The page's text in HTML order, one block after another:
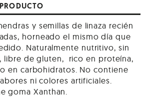
y semillas de linaza recién
horneado el mismo día que
Naturalmente nutritivo, sin
libre de gluten, rico en proteína,
en carbohidratos. No contiene
ni colores artificiales.
goma Xanthan.